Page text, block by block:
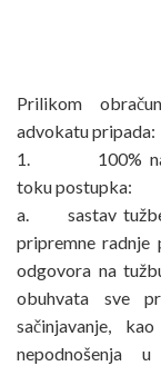
Prilikom
advokatu pripada:
1. 100%
toku postupka:
a. sastav tužbe
pripremne radnje
odgovora na
obuhvata sve
sačinjavanje,
nepodnošenja